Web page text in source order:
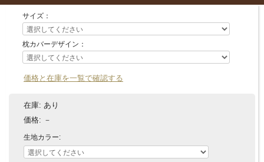
術は、寝具づくりに生かされています。
商品詳細
■商品名
掛け布団カバー、ピローケースセット 37色 エジプト綿(サテン織
枕カバーペア（2枚）：オックスフォードタイプ（2108）、ハウス
ワイフタイプ（2107）からお選びください
も8ヵ所付
サイズ：
枕カバーデザイン：
価格と在庫を一覧で確認する
在庫: あり
価格: －
生地カラー: